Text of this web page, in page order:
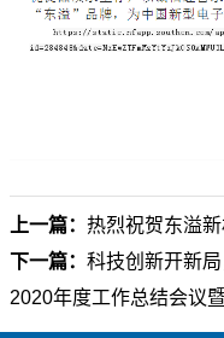
上一篇： 热烈祝贺东溢
下一篇： 科技创新开新
2020年度工作总结会议